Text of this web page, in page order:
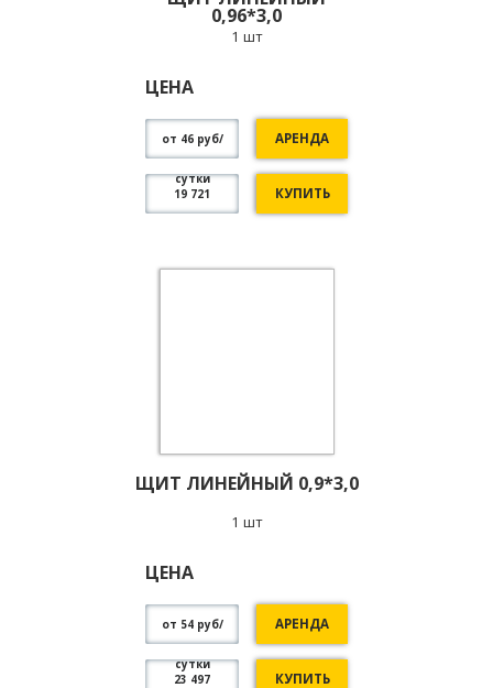
0,96*3,0
1 шт
ЦЕНА
от 46 руб/
сутки
АРЕНДА
19 721 КУПИТЬ
ЩИТ ЛИНЕЙНЫЙ 0,9*3,0
1 шт
ЦЕНА
от 54 руб/
сутки
АРЕНДА
23 497 КУПИТЬ